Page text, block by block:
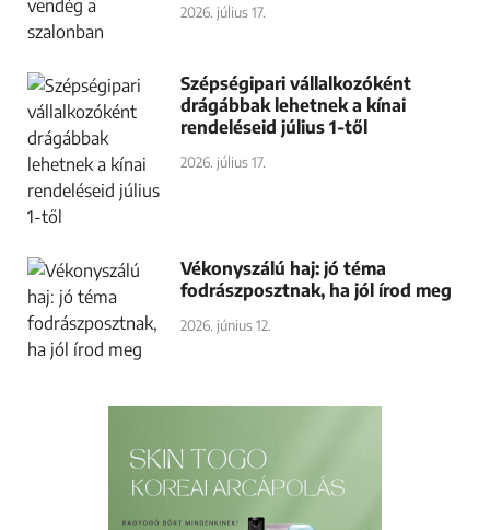
2026. július 17.
Szépségipari vállalkozóként
drágábbak lehetnek a kínai
rendeléseid július 1-től
2026. július 17.
Vékonyszálú haj: jó téma
fodrászposztnak, ha jól írod meg
2026. június 12.